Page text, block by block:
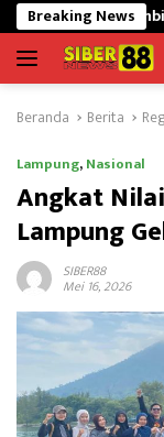
Langsung
ke
konten
Breaking News
Sampel Air Kali
Beranda Berita
Lampung,Nasional
Angkat
Lampung
SIBER88
Mei 16, 2026